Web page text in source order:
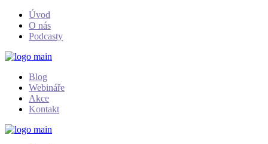
Skip
Úvod
O nás
Podcasty
Blog
Webináře
Akce
Kontakt